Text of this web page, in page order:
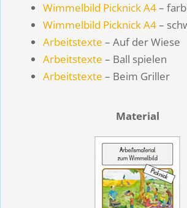
Wimmelbild Picknick A4–
Wimmelbild Picknick A4–
Arbeitstexte – Auf der Wiese
Arbeitstexte – Ball spielen
Arbeitstexte – Beim Griller
Material